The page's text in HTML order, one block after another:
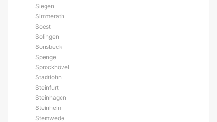
Siegen
Simmerath
Soest
Solingen
Sonsbeck
Spenge
Sprockhövel
Stadtlohn
Steinfurt
Steinhagen
Steinheim
Stemwede